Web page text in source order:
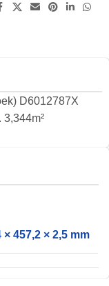
D6012787X
× 457,2 × 2,5 mm